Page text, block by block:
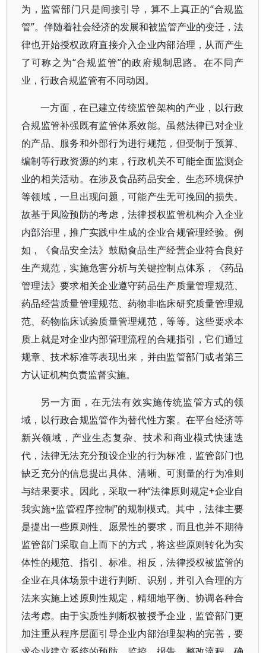
为，监管部门只是间接引导，算不上真正的“合规监
管”。伴随着社会经济的发展和被监管产业的变迁，法
律也开始授权政府直接介入企业内部治理，从而产生
了可称之为“合规监管”的政府规制思路。在不同产
业，行政合规监管有不同动因。
一方面，在已建立传统监管架构的产业，以行政
合规监管补强既有监管体系效能。虽然法律已对企业
的产品、服务和外部行为进行规范，但受制于预算、
编制等行政资源的约束，行政机关不可能全面监测企
业的相关活动。在涉及食品药品安全、生态环境保护
等领域，一旦出现问题，可能产生无可挽回的损失。
故基于风险预防的考虑，法律授权监管机构介入企业
内部治理，推广实践中生成的企业合规管理经验。例
如，《食品安全法》鼓励食品生产经营企业符合良好
生产规范，实施危害分析与关键控制点体系，《药品
管理法》要求相关企业遵守药品生产质量管理规范、
药品经营质量管理规范、药物非临床研究质量管理规
范、药物临床试验质量管理规范，等等。这些要求本
质上就是对企业内部管理流程的合规指引，它们通过
规章、技术标准等表现出来，并由监管部门或者第三
方认证机构负责监督实施。
另一方面，在无法有效实施传统监管方式的领
域，以行政合规监管作为替代性方案。在平台经济等
新兴领域，产业生态复杂、技术和商业模式快速迭
代，法律无法充分预设企业的行为标准，监管部门也
缺乏充分的信息提出具体、清晰、可测量的行为准则
与结果要求。因此，采取一种“法律原则规定+企业自
我实施+监管程序控制”的规制模式。其中，法律主要
是提出一些原则性、愿景性的要求，而且也并不期待
监管部门采取自上而下的方式，将这些原则转化为实
体性的规范、指引、标准。相反，法律授权被监管的
企业在具体场景中进行判断、识别，并引入合理的方
法来实施上述原则性规定，精细地平衡、协调各种合
法考虑。由于实质性判断权被授予企业，监管部门更
加注重从程序层面引导企业内部治理架构的完善，要